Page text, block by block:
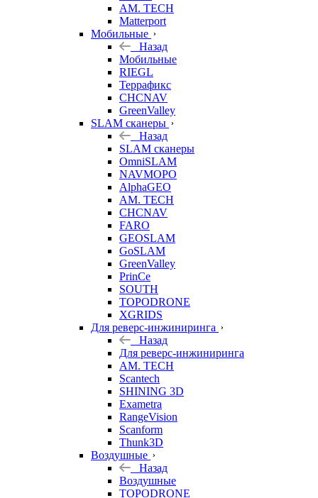
AM. TECH
Matterport
Мобильные
Назад
Мобильные
RIEGL
Террафикс
CHCNAV
GreenValley
SLAM сканеры
Назад
SLAM сканеры
OmniSLAM
NAVMOPO
AlphaGEO
AM. TECH
CHCNAV
FARO
GEOSLAM
GoSLAM
GreenValley
PrinCe
SOUTH
TOPODRONE
XGRIDS
Для реверс-инжиниринга
Назад
Для реверс-инжиниринга
AM. TECH
Scantech
SHINING 3D
Exametra
RangeVision
Scanform
Thunk3D
Воздушные
Назад
Воздушные
TOPODRONE